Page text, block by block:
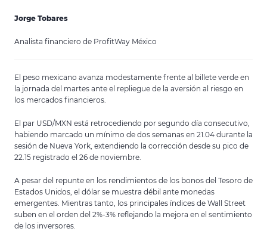
Jorge Tobares
Analista financiero de ProfitWay México
El peso mexicano avanza modestamente frente al billete verde en
la jornada del martes ante el repliegue de la aversión al riesgo en
los mercados financieros.
El par USD/MXN está retrocediendo por segundo día consecutivo,
habiendo marcado un mínimo de dos semanas en 21.04 durante la
sesión de Nueva York, extendiendo la corrección desde su pico de
22.15 registrado el 26 de noviembre.
A pesar del repunte en los rendimientos de los bonos del Tesoro de
Estados Unidos, el dólar se muestra débil ante monedas
emergentes. Mientras tanto, los principales índices de Wall Street
suben en el orden del 2%-3% reflejando la mejora en el sentimiento
de los inversores.